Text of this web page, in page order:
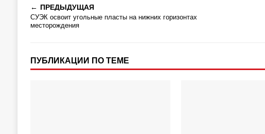
ПРЕДЫДУЩАЯ
СУЭК освоит угольные пласты на нижних горизонтах
месторождения
ПУБЛИКАЦИИ ПО ТЕМЕ